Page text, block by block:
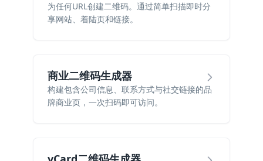
为任何URL创建二维码。通过简单扫描即时分
享网站、着陆页和链接。
商业二维码生成器
构建包含公司信息、联系方式与社交链接的品
牌商业页，一次扫码即可访问。